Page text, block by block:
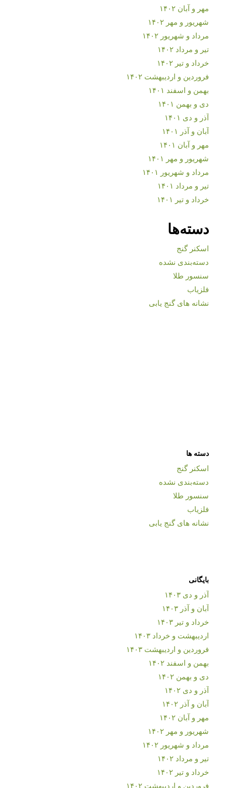
مهر و آبان ۱۴۰۲
شهریور و مهر ۱۴۰۲
مرداد و شهریور ۱۴۰۲
تیر و مرداد ۱۴۰۲
خرداد و تیر ۱۴۰۲
فروردین و اردیبهشت ۱۴۰۲
بهمن و اسفند ۱۴۰۱
دی و بهمن ۱۴۰۱
آذر و دی ۱۴۰۱
آبان و آذر ۱۴۰۱
مهر و آبان ۱۴۰۱
شهریور و مهر ۱۴۰۱
مرداد و شهریور ۱۴۰۱
تیر و مرداد ۱۴۰۱
خرداد و تیر ۱۴۰۱
دسته‌ها
اسکنر گنج
دسته‌بندی نشده
سنسور طلا
فلزیاب
نشانه های گنج یابی
دسته ها
اسکنر گنج
دسته‌بندی نشده
سنسور طلا
فلزیاب
نشانه های گنج یابی
بایگانی
آذر و دی ۱۴۰۳
آبان و آذر ۱۴۰۳
خرداد و تیر ۱۴۰۳
اردیبهشت و خرداد ۱۴۰۳
فروردین و اردیبهشت ۱۴۰۳
بهمن و اسفند ۱۴۰۲
دی و بهمن ۱۴۰۲
آذر و دی ۱۴۰۲
آبان و آذر ۱۴۰۲
مهر و آبان ۱۴۰۲
شهریور و مهر ۱۴۰۲
مرداد و شهریور ۱۴۰۲
تیر و مرداد ۱۴۰۲
خرداد و تیر ۱۴۰۲
فروردین و اردیبهشت ۱۴۰۲